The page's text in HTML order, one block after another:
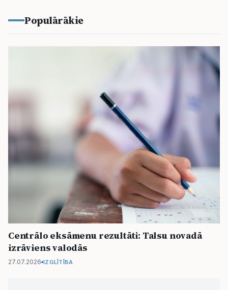
Populārākie
Centrālo eksāmenu rezultāti: Talsu novadā
izrāviens valodās
27.07.2026 IZGLĪTĪBA